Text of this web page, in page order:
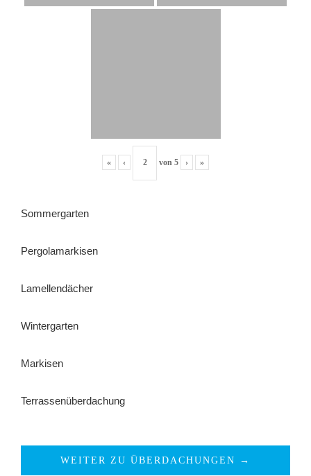
« ‹ von 5 › »
Sommergarten
Pergolamarkisen
Lamellendächer
Wintergarten
Markisen
Terrassenüberdachung
WEITER ZU ÜBERDACHUNGEN →